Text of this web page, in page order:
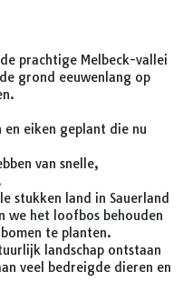
prachtige Melbeck-vallei
grond eeuwenlang op
en eiken geplant die nu
van snelle,
stukken land in Sauerland
we het loofbos behouden
te planten.
landschap ontstaan
veel bedreigde dieren en